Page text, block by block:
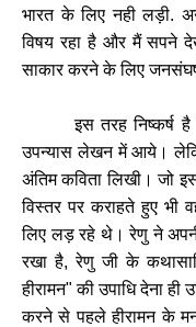
भारत के लिए नही लड़ी.
विषय रहा है और मैं सपने
साकार करने के लिए
इस तरह निष्कर्ष है
उपन्यास लेखन में आये।
अंतिम कविता लिखी। जो
विस्तर पर कराहते हुए भी
लिए लड़ रहे थे। रेणु ने
रखा है,रेणु जी के
हीरामन"की उपाधि देना ही
करने से पहले हीरामन के